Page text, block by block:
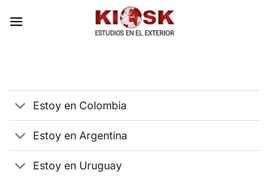
Estoy en Colombia
Estoy en Argentina
Estoy en Uruguay